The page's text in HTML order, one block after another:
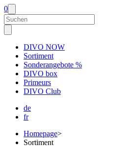
0
DIVO NOW
Sortiment
Sonderangebote %
DIVO box
Primeurs
DIVO Club
de
fr
Homepage>
Sortiment